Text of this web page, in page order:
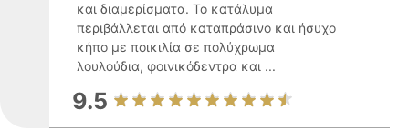
και διαμερίσματα. Το κατάλυμα
περιβάλλεται από καταπράσινο και ήσυχο
κήπο με ποικιλία σε πολύχρωμα
λουλούδια, φοινικόδεντρα και ...
9.5